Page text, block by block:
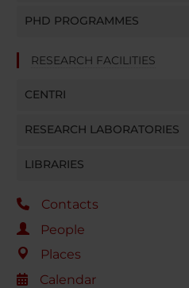
PHD PROGRAMMES
RESEARCH FACILITIES
CENTRI
RESEARCH LABORATORIES
LIBRARIES
Contacts
People
Places
Calendar